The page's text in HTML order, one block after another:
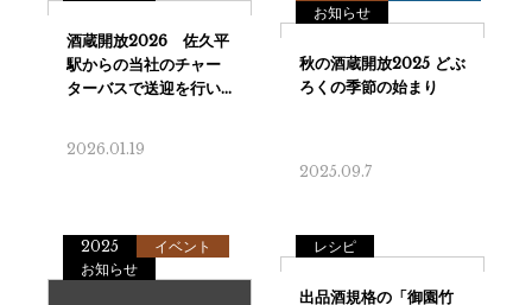
2026.01.19
お知らせ
2025.09.7
2025
イベント
お知らせ
レシピ